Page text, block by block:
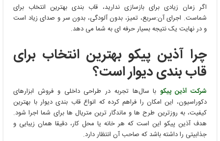
اگر زمان زیادی برای بازسازی ندارید، قاب بندی بهترین انتخاب برای
شماست. اجرای آن:سریع، تمیز، بدون آلودگی، بدون سر و صدای زیاد است
و در نهایت یک نتیجه بسیار حرفه ‌ای به شما می ‌دهد.
چرا آذین پیکو بهترین انتخاب برای
قاب بندی دیوار است؟
شرکت آذین پیکوبا سال‌ها تجربه در طراحی داخلی و فروش ابزارهای
دکوراسیون، این امکان را فراهم کرده که انواع قاب بندی دیوار با بهترین
کیفیت، به روزترین طرح ‌ها و ماندگار ترین متریال‌ ها برای شما اجرا شود.
هدف آذین پیکو این است که هر خانه یا محل کار، دقیقا همان زیبایی و
جذابیتی را داشته باشد که صاحب آن انتظار دارد.